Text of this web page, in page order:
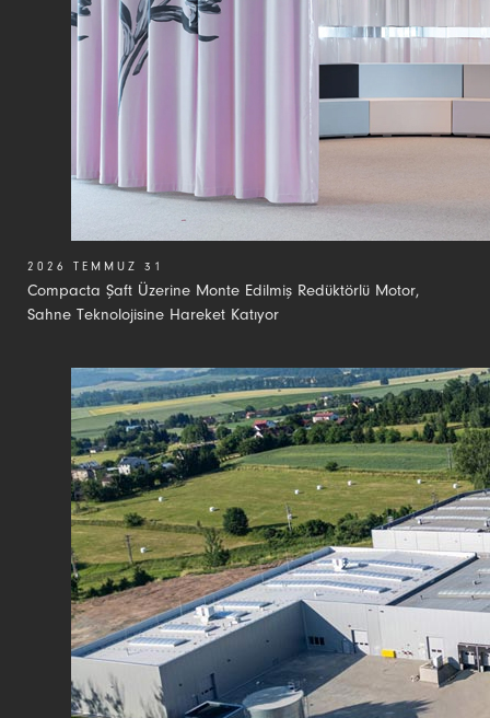
Compacta Şaft Üzerine Monte Edilmiş Redüktörlü Motor,
Sahne Teknolojisine Hareket Katıyor
2026 TEMMUZ 31